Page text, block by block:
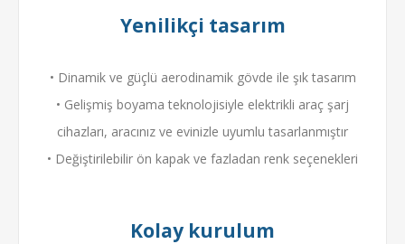
Yenilikçi tasarım
• Dinamik ve güçlü aerodinamik gövde ile şık tasarım
• Gelişmiş boyama teknolojisiyle elektrikli araç şarj
cihazları, aracınız ve evinizle uyumlu tasarlanmıştır
• Değiştirilebilir ön kapak ve fazladan renk seçenekleri
Kolay kurulum